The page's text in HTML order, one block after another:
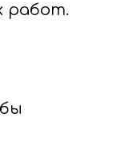
работ.